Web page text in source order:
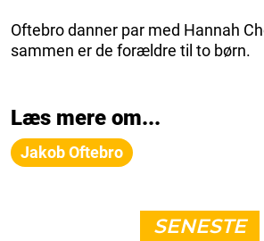
Oftebro danner par med Hannah
sammen er de forældre til to børn.
Læs mere om...
Jakob Oftebro
SENESTE